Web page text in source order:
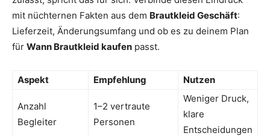
mit nüchternen Fakten aus dem Brautkleid Geschäft:
Lieferzeit, Änderungsumfang und ob es zu deinem Plan
für Wann Brautkleid kaufen passt.
Aspekt Empfehlung Nutzen
Anzahl
Begleiter
1–2 vertraute
Personen
Weniger Druck,
klare
Entscheidungen